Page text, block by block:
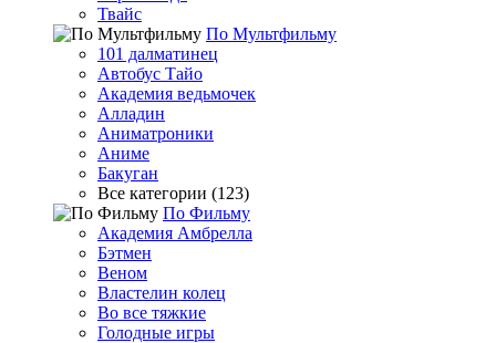
Твайс
По Мультфильму
101 далматинец
Автобус Тайо
Академия ведьмочек
Алладин
Аниматроники
Аниме
Бакуган
Все категории (123)
По Фильму
Академия Амбрелла
Бэтмен
Веном
Властелин колец
Во все тяжкие
Голодные игры